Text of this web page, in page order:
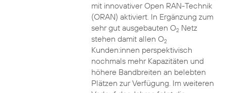
mit innovativer Open RAN-Technik
(ORAN) aktiviert. In Ergänzung zum
sehr gut ausgebauten O2Netz
stehen damit allen O2
Kunden:innen perspektivisch
nochmals mehr Kapazitäten und
höhere Bandbreiten an belebten
Plätzen zur Verfügung. Im weiteren